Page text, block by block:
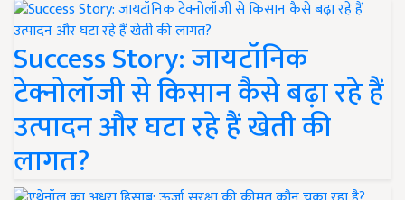
Success Story: जायटॉनिक
टेक्नोलॉजी से किसान कैसे बढ़ा रहे हैं
उत्पादन और घटा रहे हैं खेती की
लागत?